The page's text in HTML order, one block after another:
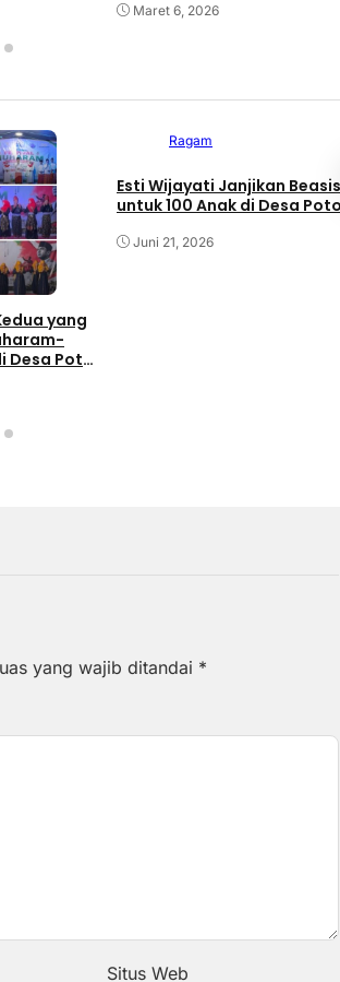
Maret 6, 2026
yang
Desa Poto
Ragam
Esti Wijayati Janjikan
untuk 100 Anak di Desa Poto
Juni 21, 2026
yang wajib ditandai *
Situs Web